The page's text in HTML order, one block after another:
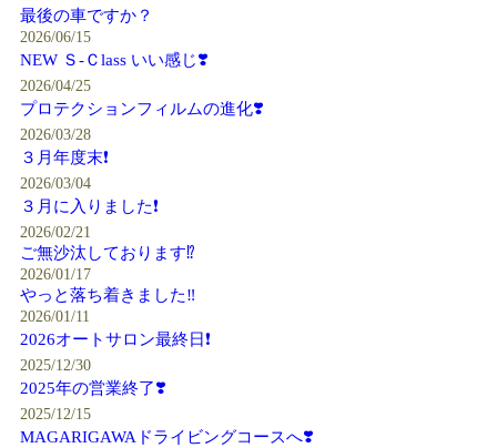
最後の車ですか？
2026/06/15
NEW Ｓ-Ｃlass いい感じ❣️
2026/04/25
プロテクションフィルムの進化❣️
2026/03/28
３月年度末❗️
2026/03/04
３月に入りました❗️
2026/02/21
ご無沙汰しております⁉️
2026/01/17
やっと落ち着きました‼️
2026/01/11
2026オートサロン最終日❗️
2025/12/30
2025年の営業終了❣️
2025/12/15
MAGARIGAWAドライビングコースへ❣️